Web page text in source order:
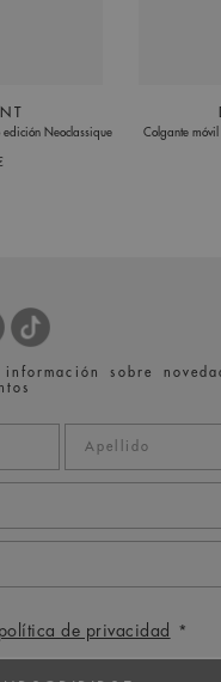
edición Neoclassique Colgante
sobre
política de privacidad *